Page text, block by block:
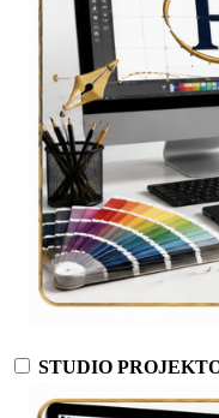
STUDIO